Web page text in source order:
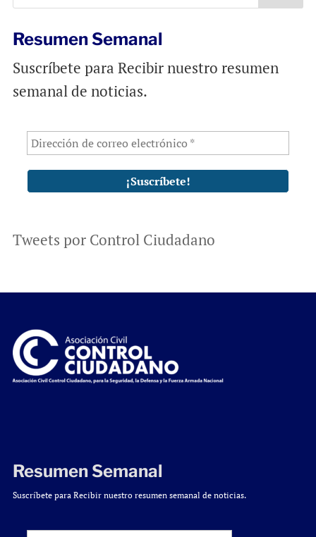
k
p
Resumen Semanal
Suscríbete para Recibir nuestro resumen
semanal de noticias.
Tweets por Control Ciudadano
Resumen Semanal
Suscríbete para Recibir nuestro resumen semanal de noticias.